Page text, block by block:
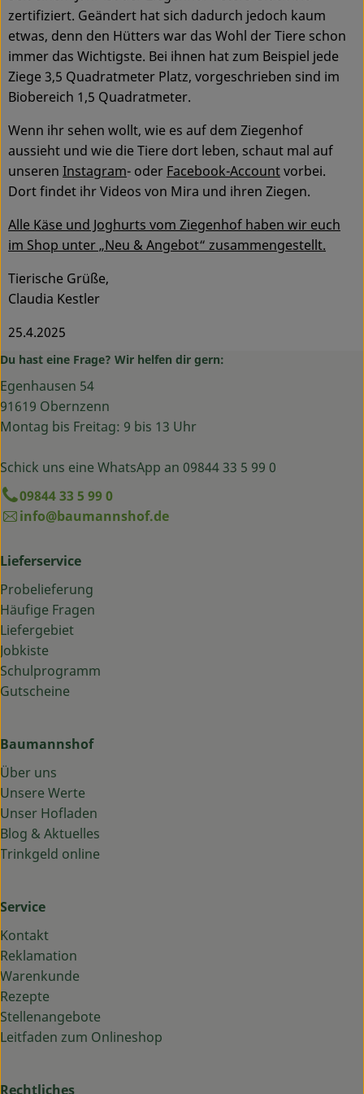
zertifiziert. Geändert hat sich dadurch jedoch kaum
etwas, denn den Hütters war das Wohl der Tiere schon
immer das Wichtigste. Bei ihnen hat zum Beispiel jede
Ziege 3,5 Quadratmeter Platz, vorgeschrieben sind im
Biobereich 1,5 Quadratmeter.
Wenn ihr sehen wollt, wie es auf dem Ziegenhof
aussieht und wie die Tiere dort leben, schaut mal auf
unseren Instagram- oder Facebook-Accountvorbei.
Dort findet ihr Videos von Mira und ihren Ziegen.
Alle Käse und Joghurts vom Ziegenhof haben wir euch
im Shop unter „Neu & Angebot“ zusammengestellt.
Tierische Grüße,
Claudia Kestler
25.4.2025
Du hast eine Frage? Wir helfen dir gern:
Egenhausen 54
91619 Obernzenn
Montag bis Freitag: 9 bis 13 Uhr
Schick uns eine WhatsApp an 09844 33 5 99 0
09844 33 5 99 0
info@baumannshof.de
Lieferservice
Probelieferung
Häufige Fragen
Liefergebiet
Jobkiste
Schulprogramm
Gutscheine
Baumannshof
Über uns
Unsere Werte
Unser Hofladen
Blog & Aktuelles
Trinkgeld online
Service
Kontakt
Reklamation
Warenkunde
Rezepte
Stellenangebote
Leitfaden zum Onlineshop
Rechtliches